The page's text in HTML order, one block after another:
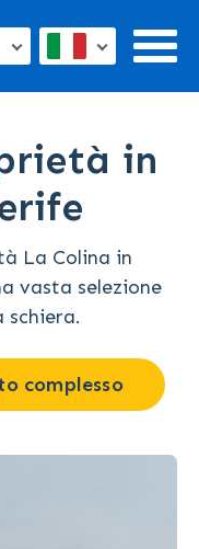
in
La Colina in
vasta selezione
schiera.
complesso